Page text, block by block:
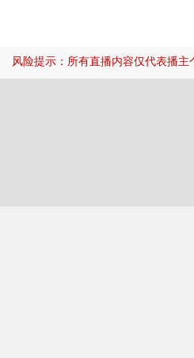
风险提示：所有直播内容仅代表播